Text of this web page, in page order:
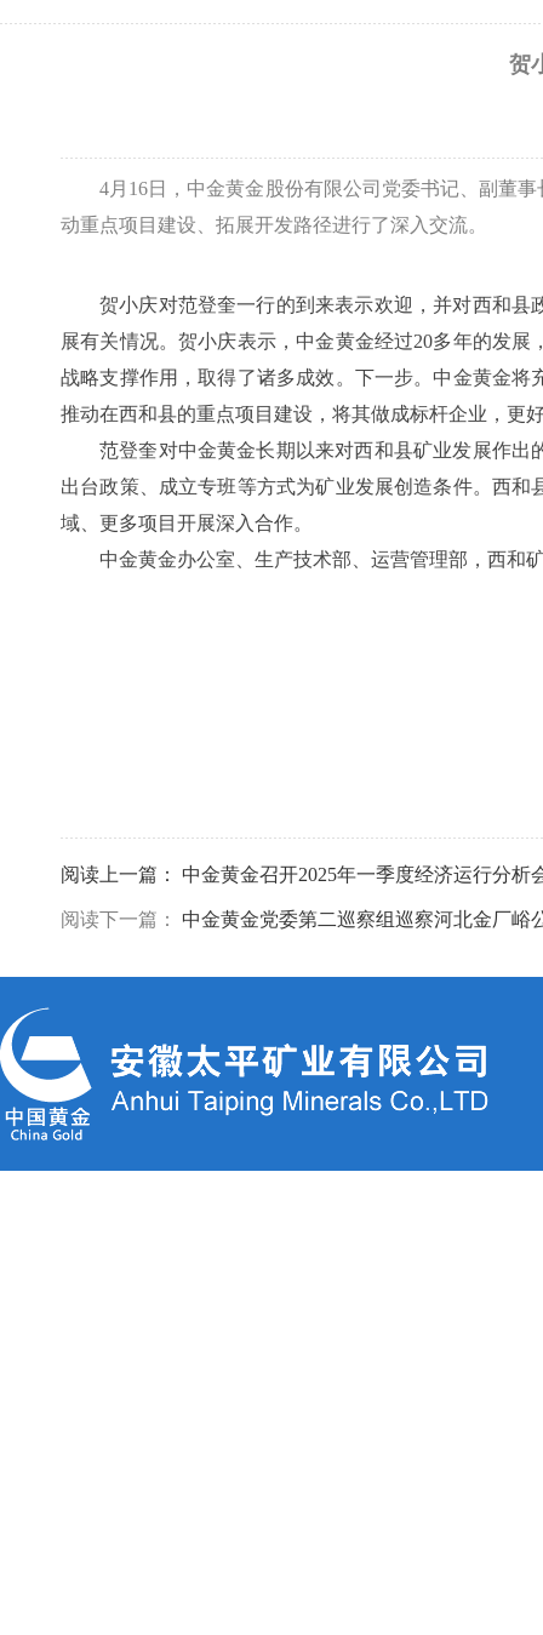
贺
4月16日，中金黄金股份有限公司党委书记、副董
动重点项目建设、拓展开发路径进行了深入交流。
贺小庆对范登奎一行的到来表示欢迎，并对西和
展有关情况。贺小庆表示，中金黄金经过20多年的发
战略支撑作用，取得了诸多成效。下一步。中金黄金
推动在西和县的重点项目建设，将其做成标杆企业，更
范登奎对中金黄金长期以来对西和县矿业发展作
出台政策、成立专班等方式为矿业发展创造条件。西
域、更多项目开展深入合作。
中金黄金办公室、生产技术部、运营管理部，西和
阅读上一篇： 中金黄金召开2025年一季度经济运行分析
阅读下一篇： 中金黄金党委第二巡察组巡察河北金厂峪